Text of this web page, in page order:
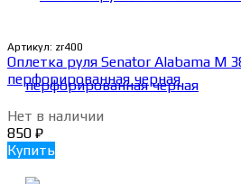
Артикул: zr400
Оплетка руля Senator Alabama M
перфорированная черная
Нет в наличии
850 ₽
Купить